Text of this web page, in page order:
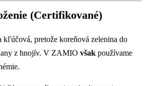
(Certifikované)
pretože koreňová zelenina do
z hnojív. V ZAMIO však používame